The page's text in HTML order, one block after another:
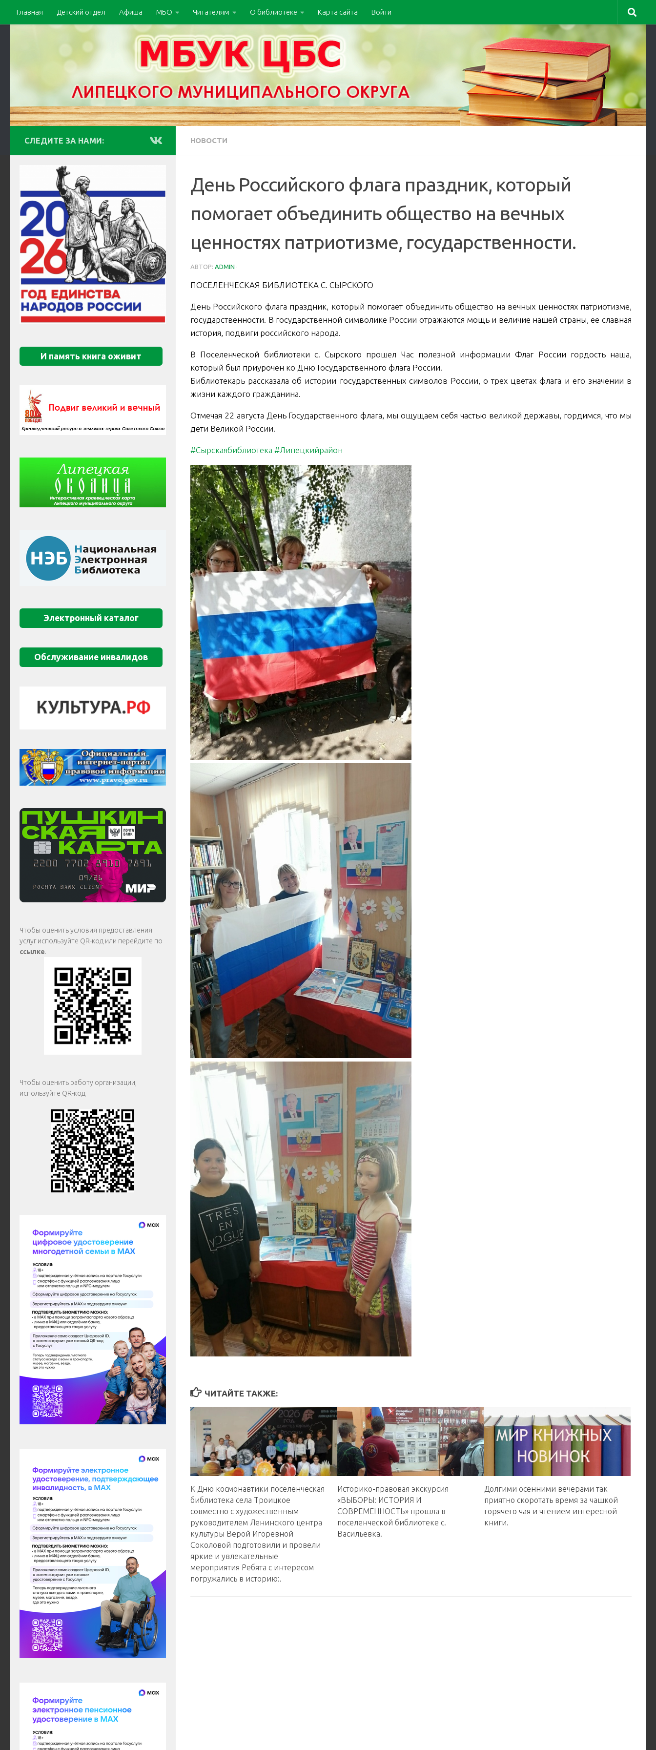
Главная Детский отдел Афиша МБО Читателям О библиотеке Карта сайта Войти
НОВОСТИ
День Российского флага праздник, который
помогает объединить общество на вечных
ценностях патриотизме, государственности.
АВТОР: ADMIN ·
ПОСЕЛЕНЧЕСКАЯ БИБЛИОТЕКА С. СЫРСКОГО
День Российского флага праздник, который помогает объединить общество на вечных ценностях патриотизме,
государственности. В государственной символике России отражаются мощь и величие нашей страны, ее славная
история, подвиги российского народа.
В Поселенческой библиотеки с. Сырского прошел Час полезной информации Флаг России гордость наша,
который был приурочен ко Дню Государственного флага России.
Библиотекарь рассказала об истории государственных символов России, о трех цветах флага и его значении в
жизни каждого гражданина.
Отмечая 22 августа День Государственного флага, мы ощущаем себя частью великой державы, гордимся, что мы
дети Великой России.
#Сырскаябиблиотека #Липецкийрайон
ЧИТАЙТЕ ТАКЖЕ:
️К Дню космонавтики поселенческая
библиотека села Троицкое
совместно с художественным
руководителем Ленинского центра
культуры Верой Игоревной
Соколовой подготовили и провели
яркие и увлекательные
мероприятия Ребята с интересом
погружались в историю:.
Историко-правовая экскурсия
«ВЫБОРЫ: ИСТОРИЯ И
СОВРЕМЕННОСТЬ» прошла в
поселенческой библиотеке с.
Васильевка.
Долгими осенними вечерами так
приятно скоротать время за чашкой
горячего чая и чтением интересной
книги.
СЛЕДИТЕ ЗА НАМИ:
И память книга оживит
Электронный каталог
Обслуживание инвалидов
Чтобы оценить условия предоставления
услуг используйте QR-код или перейдите по
ссылке.
Чтобы оценить работу организации,
используйте QR-код